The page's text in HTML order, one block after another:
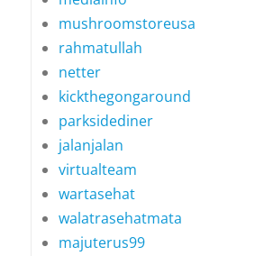
mushroomstoreusa
rahmatullah
netter
kickthegongaround
parksidediner
jalanjalan
virtualteam
wartasehat
walatrasehatmata
majuterus99